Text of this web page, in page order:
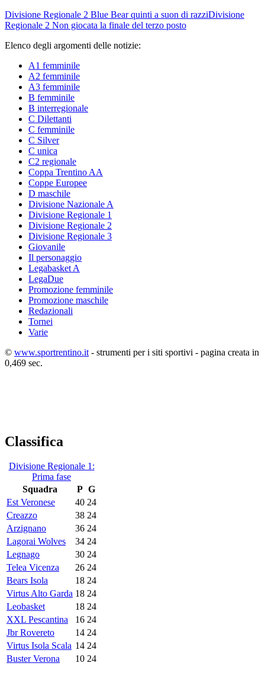
Divisione Regionale 2 Blue Bear quinti a suon di razziDivisione
Regionale 2 Non giocata la finale del terzo posto
Elenco degli argomenti delle notizie:
A1 femminile
A2 femminile
A3 femminile
B femminile
B interregionale
C Dilettanti
C femminile
C Silver
C unica
C2 regionale
Coppa Trentino AA
Coppe Europee
D maschile
Divisione Nazionale A
Divisione Regionale 1
Divisione Regionale 2
Divisione Regionale 3
Giovanile
Il personaggio
Legabasket A
LegaDue
Promozione femminile
Promozione maschile
Redazionali
Tornei
Varie
© www.sportrentino.it - strumenti per i siti sportivi - pagina creata in
0,469 sec.
Classifica
Divisione Regionale 1:
Prima fase
Squadra
P G
Est Veronese
40 24
Creazzo
38 24
Arzignano
36 24
Lagorai Wolves
34 24
Legnago
30 24
Telea Vicenza
26 24
Bears Isola
18 24
Virtus Alto Garda 18 24
Leobasket
18 24
XXL Pescantina
16 24
Jbr Rovereto
14 24
Virtus Isola Scala 14 24
Buster Verona
10 24